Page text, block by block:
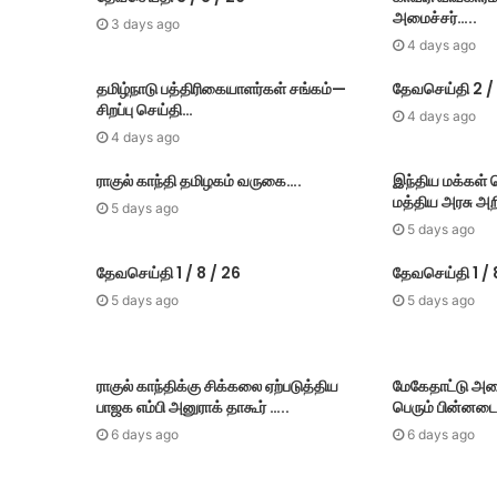
3 days ago
அமைச்சர்…..
4 days ago
தமிழ்நாடு பத்திரிகையாளர்கள் சங்கம்—
சிறப்பு செய்தி…
4 days ago
தேவசெய்தி 2
4 days ago
ராகுல் காந்தி தமிழகம் வருகை….
5 days ago
இந்திய மக்கள்
மத்திய அரசு
5 days ago
தேவசெய்தி 1 / 8 / 26
5 days ago
தேவசெய்தி 1 /
5 days ago
ராகுல் காந்திக்கு சிக்கலை ஏற்படுத்திய
பாஜக எம்பி அனுராக் தாகூர் …..
6 days ago
மேகே​தாட்டு
பெரும்
6 days ago